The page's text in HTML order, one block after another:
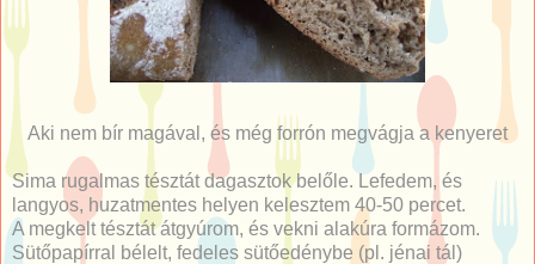
Aki nem bír magával, és még forrón megvágja a kenyeret
Sima rugalmas tésztát dagasztok belőle. Lefedem, és
langyos, huzatmentes helyen kelesztem 40-50 percet.
A megkelt tésztát átgyúrom, és vekni alakúra formázom.
Sütőpapírral bélelt, fedeles sütőedénybe (pl. jénai tál)